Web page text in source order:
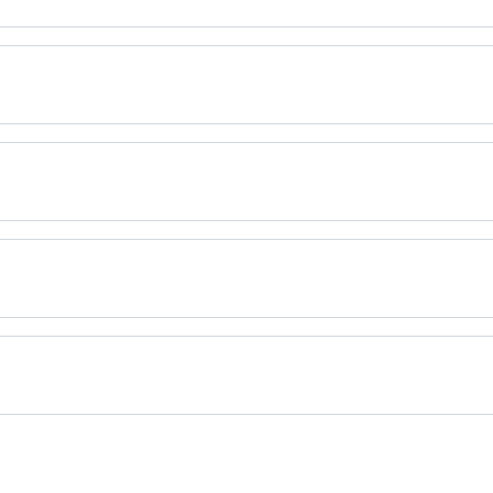
badania nad składem mleka matki oraz nad żywieniem we
serwatka w proszku zmleka, wysokooleinowy
kwasu urydyno-5’-fosforowego, kwas cytydyno-5’-
produktu w lodówce. Zawartość opakowania należy zużyć